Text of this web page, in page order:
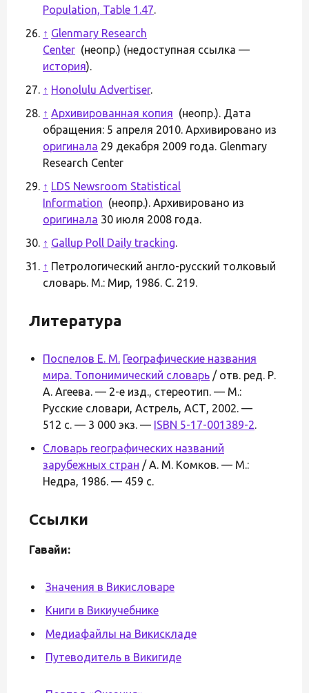
Population, Table 1.47.
↑ Glenmary Research
Center (неопр.) (недоступная ссылка —
история).
↑ Honolulu Advertiser.
↑ Архивированная копия (неопр.). Дата
обращения: 5 апреля 2010. Архивировано из
оригинала 29 декабря 2009 года. Glenmary
Research Center
↑ LDS Newsroom Statistical
Information (неопр.). Архивировано из
оригинала 30 июля 2008 года.
↑ Gallup Poll Daily tracking.
↑ Петрологический англо-русский толковый
словарь. М.: Мир, 1986. С. 219.
Литература
Поспелов Е. М. Географические названия
мира. Топонимический словарь / отв. ред. Р.
А. Агеева. — 2-е изд., стереотип. — М.:
Русские словари, Астрель, АСТ, 2002. —
512 с. — 3 000 экз. — ISBN 5-17-001389-2.
Словарь географических названий
зарубежных стран / А. М. Комков. — М.:
Недра, 1986. — 459 с.
Ссылки
Гавайи:
Значения в Викисловаре
Книги в Викиучебнике
Медиафайлы на Викискладе
Путеводитель в Викигиде